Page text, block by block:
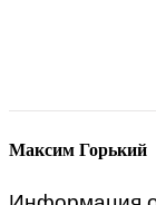
Максим Горький